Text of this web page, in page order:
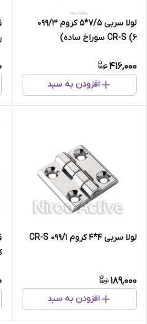
لولا سربی ۷/۵*۵ کروم ۰۹۹/۳
CR-S (۶ سوراخ ساده)
416,000
افزودن به سبد
لولا سربی ۴*۴ کروم ۰۹۹/۱ CR-S
189,000
افزودن به سبد